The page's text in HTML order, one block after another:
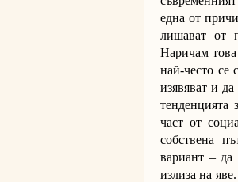
една от
лишават от
Наричам това
най-често се
изявяват и
тенденцията
част от
собствена
вариант – да
излиза на